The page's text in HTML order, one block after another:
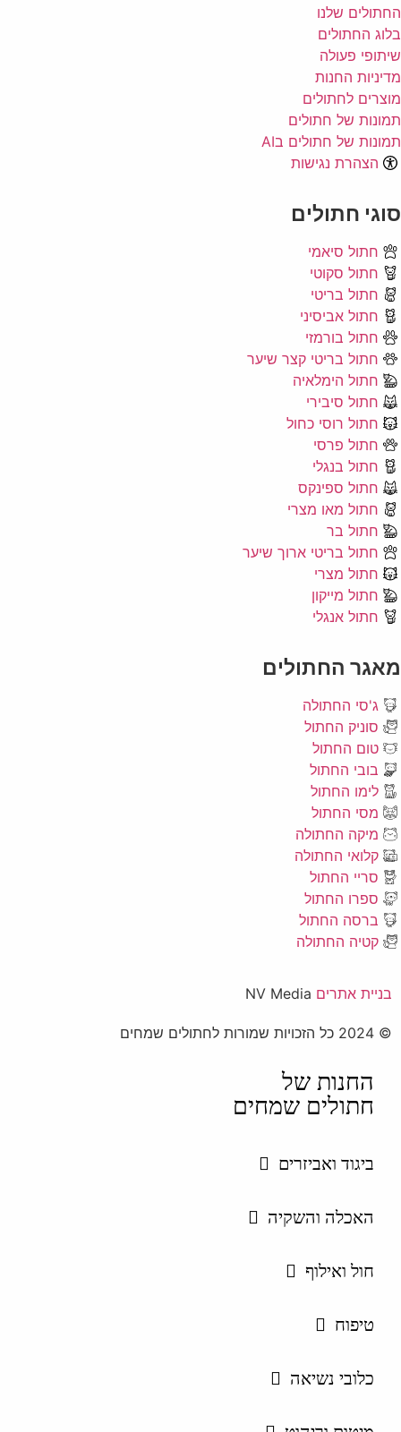
החתולים שלנו
בלוג החתולים
שיתופי פעולה
מדיניות החנות
מוצרים לחתולים
תמונות של חתולים
תמונות של חתולים בAI
הצהרת נגישות
סוגי חתולים
חתול סיאמי
חתול סקוטי
חתול בריטי
חתול אביסיני
חתול בורמזי
חתול בריטי קצר שיער
חתול הימלאיה
חתול סיבירי
חתול רוסי כחול
חתול פרסי
חתול בנגלי
חתול ספינקס
חתול מאו מצרי
חתול בר
חתול בריטי ארוך שיער
חתול מצרי
חתול מייקון
חתול אנגלי
מאגר החתולים
ג'סי החתולה
סוניק החתול
טום החתול
בובי החתול
לימו החתול
מסי החתול
מיקה החתולה
קלואי החתולה
סריי החתול
ספרו החתול
ברסה החתול
קטיה החתולה
בניית אתרים
© 2024 כל הזכויות שמורות לחתולים שמחים
החנות של
חתולים שמחים
ביגוד ואביזרים
האכלה והשקיה
חול ואילוף
טיפוח
כלובי נשיאה